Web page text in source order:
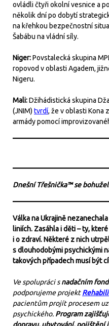
ovládli čtyři okolní vesnice a
několik dní po dobytí
na křehkou bezpečnostní
Šabábu na vládní síly.
Niger:Povstalecká skupina
ropovod v oblasti Agadem,
Nigeru.
Mali:Džihádistická skupina
(JNIM) tvrdí, že v oblasti Kona
armády pomocí
Dnešní Třešnička™ se
Válka na Ukrajině
liniích. Zasáhla i děti – ty,
i o zdraví. Některé z nich
s dlouhodobými psychickými
takových případech musí být
Ve spolupráci snadačním
podporujeme projekt
pacientům projít procesem
psychického. Program